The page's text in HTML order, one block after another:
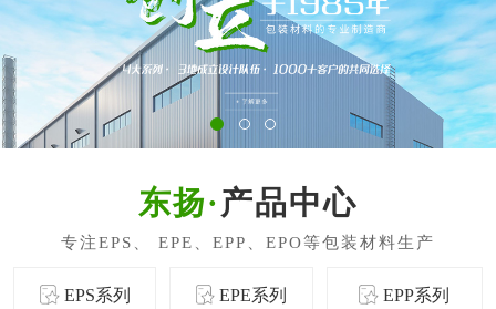
产品中心
EPS系列 EPE系列 EPP系列